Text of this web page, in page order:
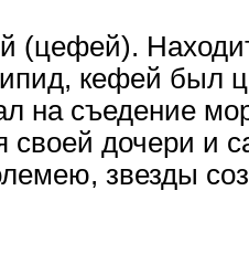
(цефей).
кефей
на съедение
своей дочери
звезды